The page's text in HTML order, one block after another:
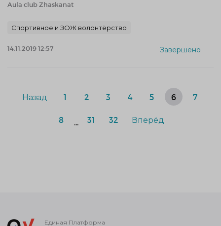
Aula club Zhaskanat
Спортивное и ЗОЖ волонтёрство
14.11.2019 12:57 Завершено
Назад 1 2 3 4 5 6 7
8 31 32 Вперёд
Единая Платформа